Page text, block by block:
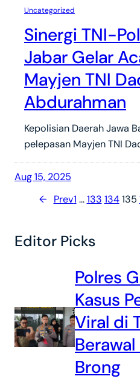
Uncategorized
Sinergi TNI-
Jabar Gelar
Mayjen TNI
Abdurahman
Kepolisian Daerah Jawa
pelepasan Mayjen TNI
Aug 15, 2025
← Prev1 … 133 134 135
Editor Picks
Polres
Kasus
Viral di
Brong